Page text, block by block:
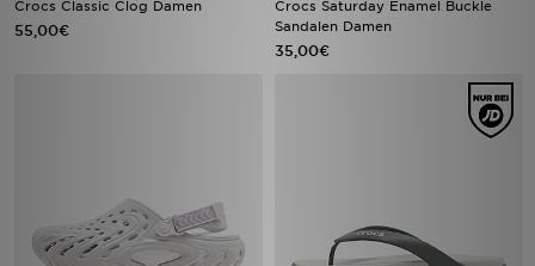
Crocs Classic Clog Damen
55,00€
Crocs Saturday Enamel Buckle
Sandalen Damen
35,00€